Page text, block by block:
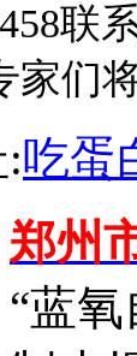
联
家们
吃蛋
郑州
蓝